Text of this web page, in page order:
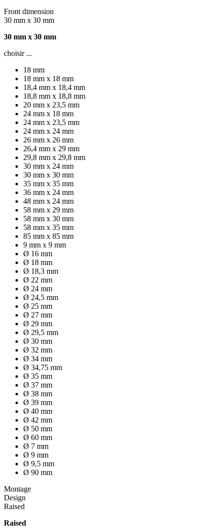
Front dimension
30 mm x 30 mm
30 mm x 30 mm
choisir ...
18 mm
18 mm x 18 mm
18,4 mm x 18,4 mm
18,8 mm x 18,8 mm
20 mm x 23,5 mm
24 mm x 18 mm
24 mm x 23,5 mm
24 mm x 24 mm
26 mm x 26 mm
26,4 mm x 29 mm
29,8 mm x 29,8 mm
30 mm x 24 mm
30 mm x 30 mm
35 mm x 35 mm
36 mm x 24 mm
48 mm x 24 mm
58 mm x 29 mm
58 mm x 30 mm
58 mm x 35 mm
85 mm x 85 mm
9 mm x 9 mm
Ø 16 mm
Ø 18 mm
Ø 18,3 mm
Ø 22 mm
Ø 24 mm
Ø 24,5 mm
Ø 25 mm
Ø 27 mm
Ø 29 mm
Ø 29,5 mm
Ø 30 mm
Ø 32 mm
Ø 34 mm
Ø 34,75 mm
Ø 35 mm
Ø 37 mm
Ø 38 mm
Ø 39 mm
Ø 40 mm
Ø 42 mm
Ø 50 mm
Ø 60 mm
Ø 7 mm
Ø 9 mm
Ø 9,5 mm
Ø 90 mm
Montage
Design
Raised
Raised